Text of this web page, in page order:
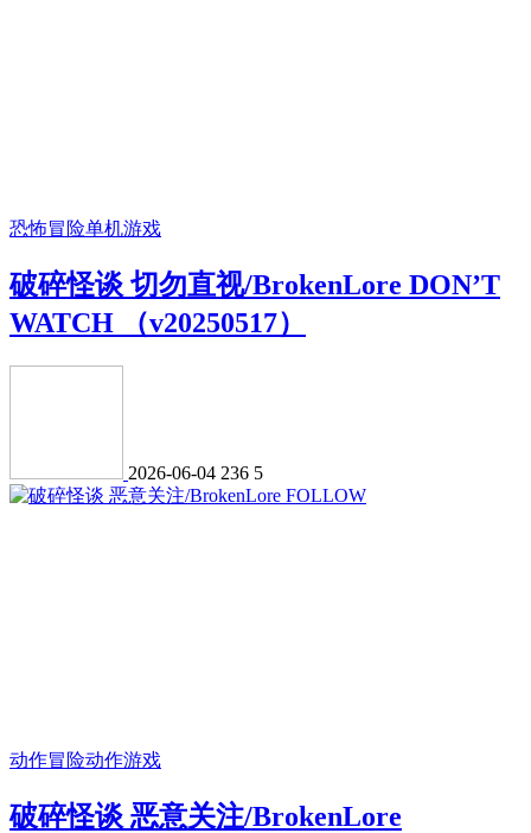
恐怖冒险单机游戏
破碎怪谈 切勿直视/BrokenLore DON’T
WATCH （v20250517）
2026-06-04 236 5
动作冒险动作游戏
破碎怪谈 恶意关注/BrokenLore